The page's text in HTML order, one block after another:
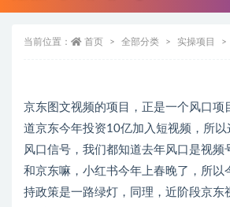
当前位置： 首页 全部分类 实操项目
京东图文视频的项目，正是一个风口项
道京东今年投资10亿加入短视频，所以
风口信号，我们都知道去年风口是视频
和京东嘛，小红书今年上春晚了，所以
持政策是一路绿灯，同理，近阶段京东